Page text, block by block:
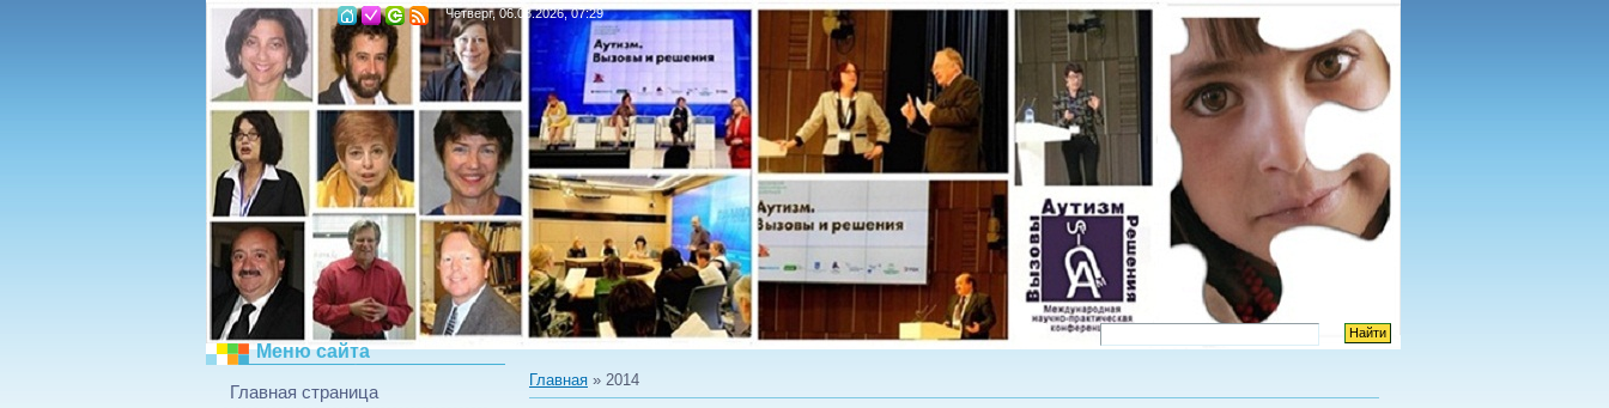
Четверг, 06.08.2026, 07:29
Меню сайта
Главная страница
Главная » 2014